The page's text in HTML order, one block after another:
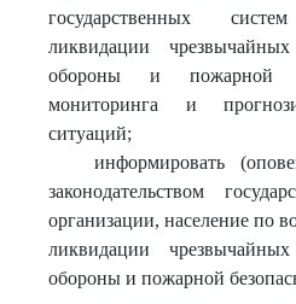
государственных
ликвидации
обороны и пожарной
мониторинга и
ситуаций;
информировать
законодательством
организации, население по
ликвидации
обороны и пожарной